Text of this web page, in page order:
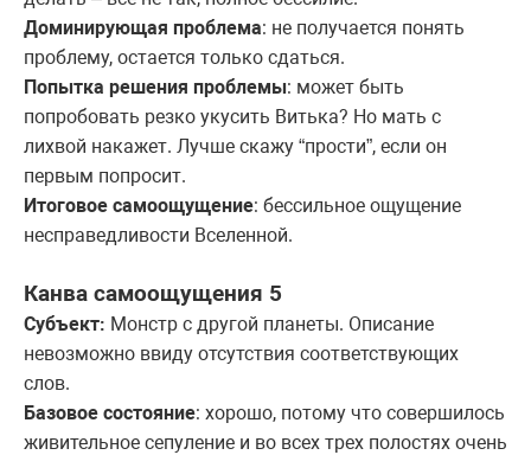
Доминирующая проблема: не получается понять
проблему, остается только сдаться.
Попытка решения проблемы: может быть
попробовать резко укусить Витька? Но мать с
лихвой накажет. Лучше скажу “прости”, если он
первым попросит.
Итоговое самоощущение: бессильное ощущение
несправедливости Вселенной.
Канва самоощущения 5
Субъект: Монстр с другой планеты. Описание
невозможно ввиду отсутствия соответствующих
слов.
Базовое состояние: хорошо, потому что совершилось
живительное сепуление и во всех трех полостях очень